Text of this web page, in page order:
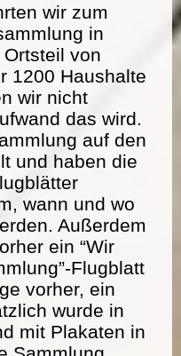
wir zum
in
von
1200 Haushalte
wir nicht
das wird.
auf den
und haben die
wann und wo
Außerdem
ein “Wir
Flugblatt
vorher, ein
wurde in
mit Plakaten in